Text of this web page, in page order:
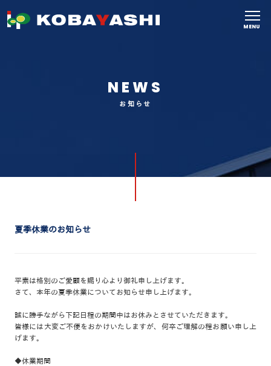
MENU
NEWS
お知らせ
夏季休業のお知らせ
平素は格別のご愛顧を賜り心より御礼申し上げます。
さて、本年の夏季休業についてお知らせ申し上げます。
誠に勝手ながら下記日程の期間中はお休みとさせていただきます。
皆様には大変ご不便をおかけいたしますが、何卒ご理解の程お願い申し上
げます。
◆休業期間